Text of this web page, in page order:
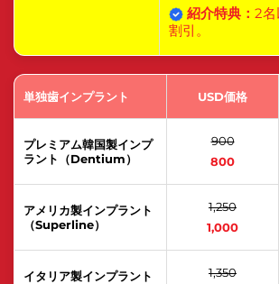
紹介特典： 2名
割引。
単独歯インプラント USD価格
プレミアム韓国製インプ
ラント（Dentium）
900
800
アメリカ製インプラント
（Superline）
1,250
1,000
イタリア製インプラント
1,350